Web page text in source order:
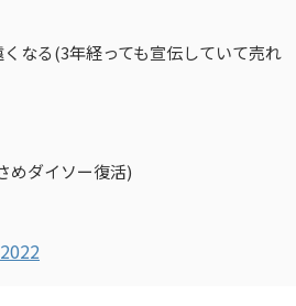
なる(3年経っても宣伝していて売れ
めダイソー復活)